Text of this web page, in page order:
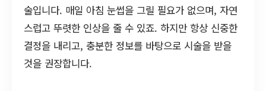
술입니다. 매일 아침 눈썹을 그릴 필요가 없으며, 자연
스럽고 뚜렷한 인상을 줄 수 있죠. 하지만 항상 신중한
결정을 내리고, 충분한 정보를 바탕으로 시술을 받을
것을 권장합니다.